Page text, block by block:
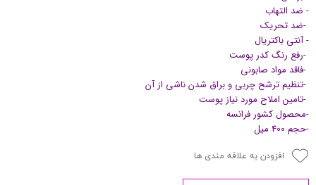
- ضد التهاب
-ضد تحریک
- آنتی باکتریال
-رفع رنگ کدر پوست
-فاقد مواد صابونی
-تنظیم ترشح چربی و براق شدن ناشی از آن
-تامین املاح مورد نیاز پوست
-محصول کشور فرانسه
-حجم 400 میل
افزودن به علاقه مندی ها